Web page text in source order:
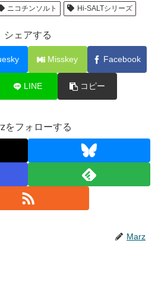
ニコチンソルト Hi-SALTシリーズ
シェアする
Misskey Facebook
LINE コピー
をフォローする
Marz